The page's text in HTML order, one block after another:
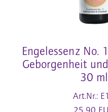
Engelessenz No.
Geborgenheit
30 ml
Art.Nr.: